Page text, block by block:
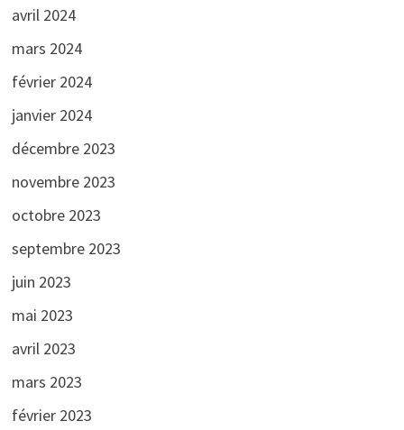
avril 2024
mars 2024
février 2024
janvier 2024
décembre 2023
novembre 2023
octobre 2023
septembre 2023
juin 2023
mai 2023
avril 2023
mars 2023
février 2023